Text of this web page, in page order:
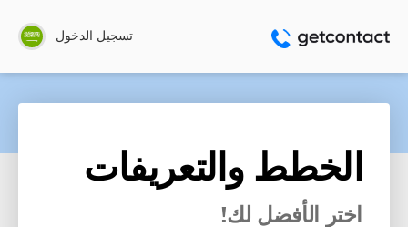
تسجيل الدخول
الخطط والتعريفات
اختر الأفضل لك!